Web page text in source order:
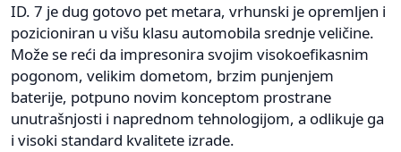
ID. 7 je dug gotovo pet metara, vrhunski je opremljen i
pozicioniran u višu klasu automobila srednje veličine.
Može se reći da impresonira svojim visokoefikasnim
pogonom, velikim dometom, brzim punjenjem
baterije, potpuno novim konceptom prostrane
unutrašnjosti i naprednom tehnologijom, a odlikuje ga
i visoki standard kvalitete izrade.